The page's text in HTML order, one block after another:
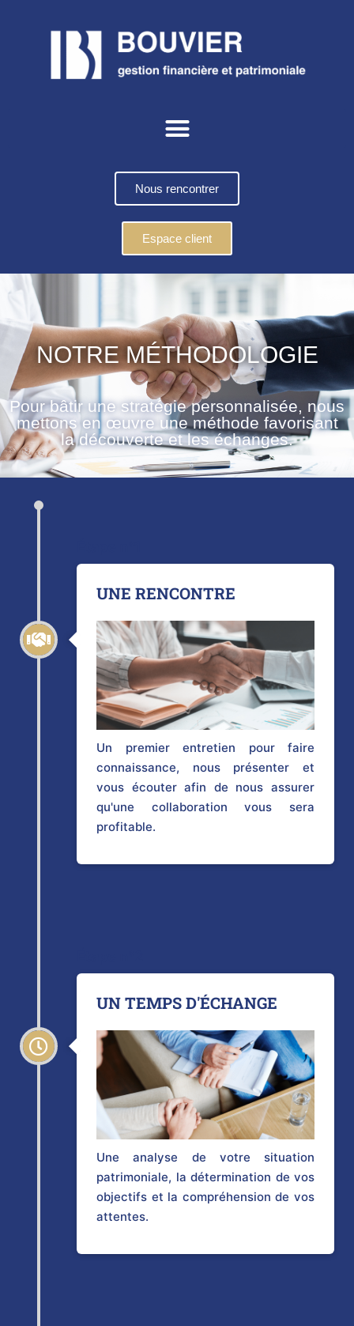
Nous rencontrer
Espace client
NOTRE MÉTHODOLOGIE
Pour bâtir une stratégie personnalisée, nous
mettons en œuvre une méthode favorisant
la découverte et les échanges.
UNE RENCONTRE
Un premier entretien pour faire
connaissance, nous présenter et
vous écouter afin de nous assurer
qu'une collaboration vous sera
profitable.
UN TEMPS D'ÉCHANGE
Une analyse de votre situation
patrimoniale, la détermination de vos
objectifs et la compréhension de vos
attentes.